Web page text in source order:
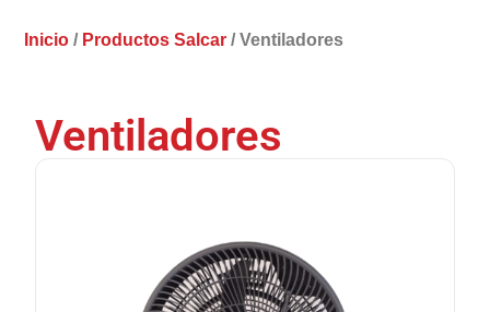
Inicio / Productos Salcar / Ventiladores
Ventiladores